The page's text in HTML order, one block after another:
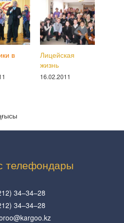
в
Лицейская
жизнь
16.02.2011
телефондары
34–34–28
34–34–28